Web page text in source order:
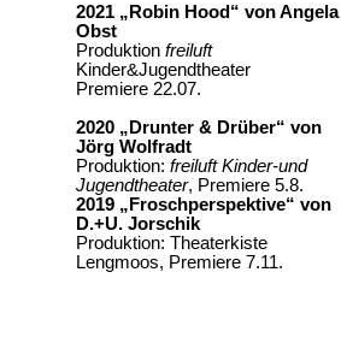
2021 „Robin Hood“ von Angela
Obst
Produktionfreiluft
Kinder&Jugendtheater
Premiere 22.07.
2020 „Drunter & Drüber“ von
Jörg Wolfradt
Produktion:freiluft Kinder-und
Jugendtheater, Premiere 5.8.
2019 „Froschperspektive“ von
D.+U. Jorschik
Produktion: Theaterkiste
Lengmoos, Premiere 7.11.